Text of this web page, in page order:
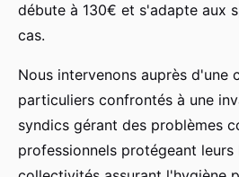
débute à 130€ et s'adapte aux
cas.
Nous intervenons auprès d'une
particuliers confrontés à une
syndics gérant des problèmes
professionnels protégeant leurs